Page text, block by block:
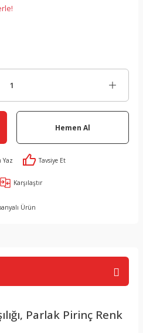
Hemen Al
Yaz Tavsiye Et
Karşılaştır
Ürün
Parlak Pirinç Renk